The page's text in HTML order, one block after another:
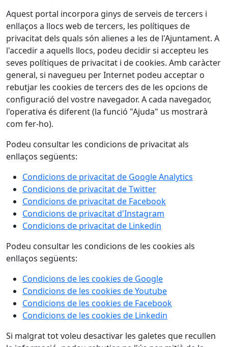
Aquest portal incorpora ginys de serveis de tercers i
enllaços a llocs web de tercers, les polítiques de
privacitat dels quals són alienes a les de l'Ajuntament. A
l'accedir a aquells llocs, podeu decidir si accepteu les
seves polítiques de privacitat i de cookies. Amb caràcter
general, si navegueu per Internet podeu acceptar o
rebutjar les cookies de tercers des de les opcions de
configuració del vostre navegador. A cada navegador,
l'operativa és diferent (la funció "Ajuda" us mostrarà
com fer-ho).
Podeu consultar les condicions de privacitat als
enllaços següents:
Condicions de privacitat de Google Analytics
Condicions de privacitat de Twitter
Condicions de privacitat de Facebook
Condicions de privacitat d'Instagram
Condicions de privacitat de Linkedin
Podeu consultar les condicions de les cookies als
enllaços següents:
Condicions de les cookies de Google
Condicions de les cookies de Youtube
Condicions de les cookies de Facebook
Condicions de les cookies de Linkedin
Si malgrat tot voleu desactivar les galetes que recullen